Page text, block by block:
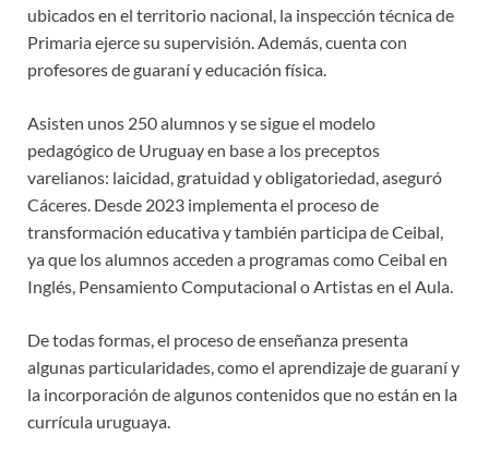
ubicados en el territorio nacional, la inspección técnica de
Primaria ejerce su supervisión. Además, cuenta con
profesores de guaraní y educación física.
Asisten unos 250 alumnos y se sigue el modelo
pedagógico de Uruguay en base a los preceptos
varelianos: laicidad, gratuidad y obligatoriedad, aseguró
Cáceres. Desde 2023 implementa el proceso de
transformación educativa y también participa de Ceibal,
ya que los alumnos acceden a programas como Ceibal en
Inglés, Pensamiento Computacional o Artistas en el Aula.
De todas formas, el proceso de enseñanza presenta
algunas particularidades, como el aprendizaje de guaraní y
la incorporación de algunos contenidos que no están en la
currícula uruguaya.